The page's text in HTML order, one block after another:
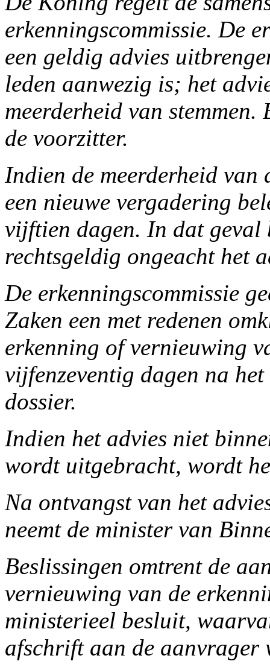
erkenningscommissie. De
een geldig advies
leden aanwezig is; het
meerderheid van
de voorzitter.
Indien de meerderheid
een nieuwe vergadering
vijftien dagen. In dat geval
rechtsgeldig ongeacht het
De erkenningscommissie
Zaken een met redenen
erkenning of vernieuwing
vijfenzeventig dagen na
dossier.
Indien het advies niet
wordt uitgebracht, wordt
Na ontvangst van het
neemt de minister van
Beslissingen omtrent de
vernieuwing van de
ministerieel besluit,
afschrift aan de aanvrager